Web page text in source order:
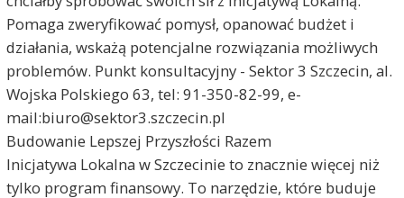
Pomaga zweryfikować pomysł, opanować budżet i
działania, wskażą potencjalne rozwiązania możliwych
problemów. Punkt konsultacyjny - Sektor 3 Szczecin, al.
Wojska Polskiego 63, tel: 91-350-82-99, e-
mail:biuro@sektor3.szczecin.pl
Budowanie Lepszej Przyszłości Razem
Inicjatywa Lokalna w Szczecinie to znacznie więcej niż
tylko program finansowy. To narzędzie, które buduje